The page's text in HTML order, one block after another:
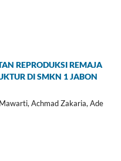
REPRODUKSI REMAJA
DI SMKN 1 JABON
Achmad Zakaria, Ade